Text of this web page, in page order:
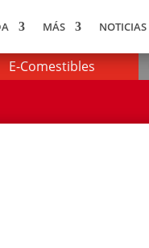
MÁS NOTICIAS
E-Comestibles